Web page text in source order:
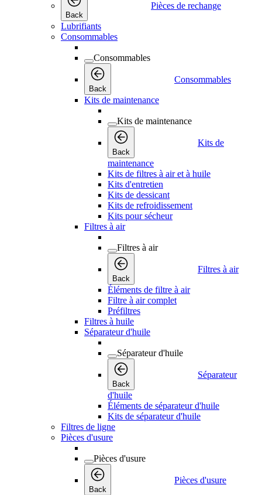
Back
Pièces de rechange
Lubrifiants
Consommables
Consommables
Back
Consommables
Kits de maintenance
Kits de maintenance
Back
Kits de
maintenance
Kits de filtres à air et à huile
Kits d'entretien
Kits de dessicant
Kits de refroidissement
Kits pour sécheur
Filtres à air
Filtres à air
Back
Filtres à air
Éléments de filtre à air
Filtre à air complet
Préfiltres
Filtres à huile
Séparateur d'huile
Séparateur d'huile
Back
Séparateur
d'huile
Éléments de séparateur d'huile
Kits de séparateur d'huile
Filtres de ligne
Pièces d'usure
Pièces d'usure
Back
Pièces d'usure